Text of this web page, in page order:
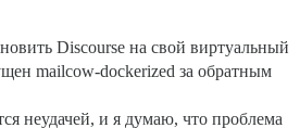
Discourse на свой виртуальный
mailcow-dockerized за обратным
неудачей, и я думаю, что проблема